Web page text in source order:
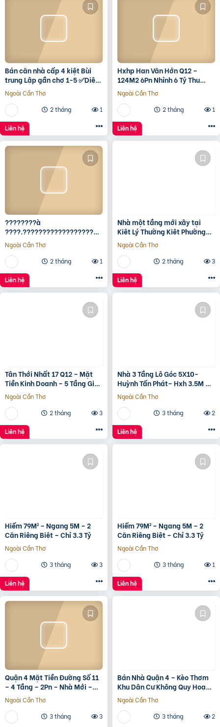
Bán căn nhà cấp 4 kiệt Bùi
trung Lập gần chợ 1-5 ✅Diện
tích 5*22 ✅Hướng Tây Bắc
✅Đường oto thông
Ngoài Cần Thơ
2 tháng
1
Liên hệ
Hxhp Han Văn Hớn Q12 –
124M2 6Pn Nhỉnh 6 Tỷ Thu
15Tr/Tháng
Ngoài Cần Thơ
2 tháng
1
Liên hệ
????????à
????.????????????????????,
???????????????? ????
ộ???? ????????ấ????, ????
ó???? ???? ????ặ????
????????ề????
????????????, ????????á
????.???? ????ỷ
Ngoài Cần Thơ
2 tháng
1
Liên hệ
Nhà một tầng mới xây tại
Kiêt Lý Thường Kiêt Phường
nam Đông Hà Quảng Trị
Ngoài Cần Thơ
2 tháng
3
Liên hệ
Tân Thới Nhất 17 Q12 – Mặt
Tiền Kinh Doanh – 5 Tầng Giá
13.6 Tỷ
Ngoài Cần Thơ
2 tháng
3
Liên hệ
Nhà 3 Tầng Lô Góc 5X10-
Huỳnh Tấn Phát– Hxh 3.5M –
Kinh Doanh Tốt – Shr Hoàn
Công Đủ- Giá 3 Tỷ Hơn.
Ngoài Cần Thơ
3 tháng
2
Liên hệ
Hiếm 79M² – Ngang 5M – 2
Căn Riêng Biệt – Chỉ 3.3 Tỷ
Ngoài Cần Thơ
3 tháng
3
Liên hệ
Hiếm 79M² – Ngang 5M – 2
Căn Riêng Biệt – Chỉ 3.3 Tỷ
Ngoài Cần Thơ
3 tháng
1
Liên hệ
Quận 4 Mặt Tiền Đường Số 11
– 4 Tầng – 2Pn – Nhà Mới –
7.35 Tỷ Tl
Ngoài Cần Thơ
3 tháng
3
Bán Nhà Quận 4 – Kèo Thơm
Khu Dân Cư Không Quy Hoạch
Cách Mặt Tiền Xóm Chiếu
30M
Ngoài Cần Thơ
3 tháng
2